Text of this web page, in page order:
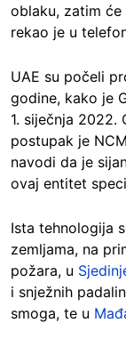
oblaku, zatim
rekao je u
UAE su počeli
godine, kako je
1. siječnja 2022.
postupak je
navodi da je
ovaj entitet
Ista tehnologija
zemljama, na
požara, u
i snježnih
smoga, te u